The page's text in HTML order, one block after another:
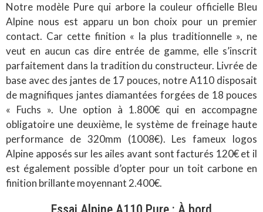
Notre modèle Pure qui arbore la couleur officielle Bleu
Alpine nous est apparu un bon choix pour un premier
contact. Car cette finition « la plus traditionnelle », ne
veut en aucun cas dire entrée de gamme, elle s’inscrit
parfaitement dans la tradition du constructeur. Livrée de
base avec des jantes de 17 pouces, notre A110 disposait
de magnifiques jantes diamantées forgées de 18 pouces
« Fuchs ». Une option à 1.800€ qui en accompagne
obligatoire une deuxième, le système de freinage haute
performance de 320mm (1008€). Les fameux logos
Alpine apposés sur les ailes avant sont facturés 120€ et il
est également possible d’opter pour un toit carbone en
finition brillante moyennant 2.400€.